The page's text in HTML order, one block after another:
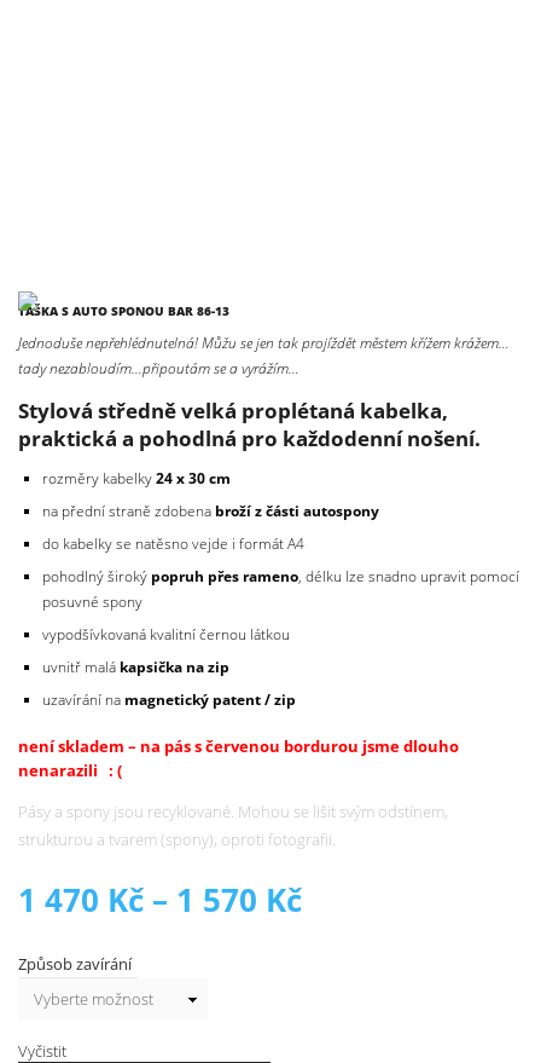
TAŠKA S AUTO SPONOU BAR 86-13
Jednoduše nepřehlédnutelná! Můžu se jen tak projíždět městem křížem krážem…
tady nezabloudím…připoutám se a vyrážím…
Stylová středně velká proplétaná kabelka,
praktická a pohodlná pro každodenní nošení.
rozměry kabelky24 x 30 cm
na přední straně zdobena broží z části autospony
do kabelky se natěsno vejde i formát A4
pohodlný široký popruh přes rameno, délku lze snadno upravit pomocí
posuvné spony
vypodšívkovaná kvalitní černou látkou
uvnitř malá kapsička na zip
uzavírání na magnetický patent / zip
není skladem – na pás s červenou bordurou jsme dlouho
nenarazili : (
Pásy a spony jsou recyklované. Mohou se lišit svým odstínem,
strukturou a tvarem (spony), oproti fotografii.
1 470 Kč – 1 570 KčRozpětí
Způsob zavírání
Vyčistit